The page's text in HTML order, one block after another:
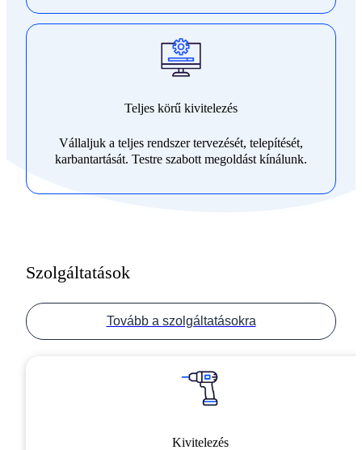
Teljes körű kivitelezés
Vállaljuk a teljes rendszer tervezését, telepítését,
karbantartását. Testre szabott megoldást kínálunk.
Szolgáltatások
Tovább a szolgáltatásokra
Kivitelezés